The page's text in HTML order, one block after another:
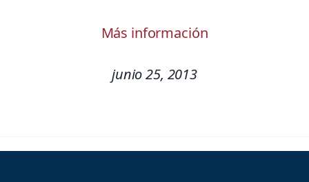
Más información
junio 25, 2013